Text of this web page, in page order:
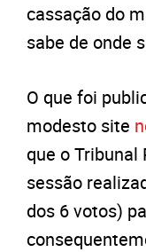
cassação do
sabe de onde
O que foi
modesto site
que o Tribunal
sessão
dos 6 votos)